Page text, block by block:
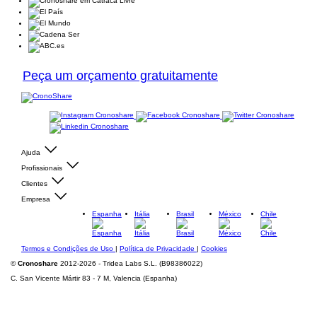
Peça um orçamento gratuitamente
Ajuda
Profissionais
Clientes
Empresa
Espanha
Itália Brasil México Chile
Termos e Condições de Uso | Política de Privacidade | Cookies
©Cronoshare 2012-2026 - Tridea Labs S.L. (B98386022)
C. San Vicente Mártir 83 - 7 M, Valencia (Espanha)